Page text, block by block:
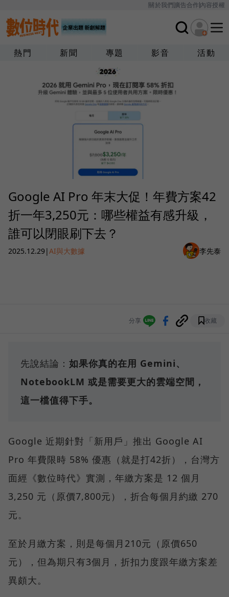
關於我們廣告合作內容授權
熱門 新聞 專題 影音 活動
Google AI Pro 年末大促！年費方案42
折一年3,250元：哪些權益有感升級，
誰可以閉眼刷下去？
2025.12.29|AI與大數據 李先泰
分享 收藏
先說結論： 如果你真的在用 Gemini、
NotebookLM 或是需要更大的雲端空間，
這一檔值得下手。
Google 近期針對「新用戶」推出 Google AI
Pro 年費限時 58% 優惠（就是打42折），台灣方
面經《數位時代》實測，年繳方案是 12 個月
3,250 元（原價7,800元），折合每個月約繳 270
元。
至於月繳方案，則是每個月210元（原價650
元），但為期只有3個月，折扣力度跟年繳方案差
異頗大。